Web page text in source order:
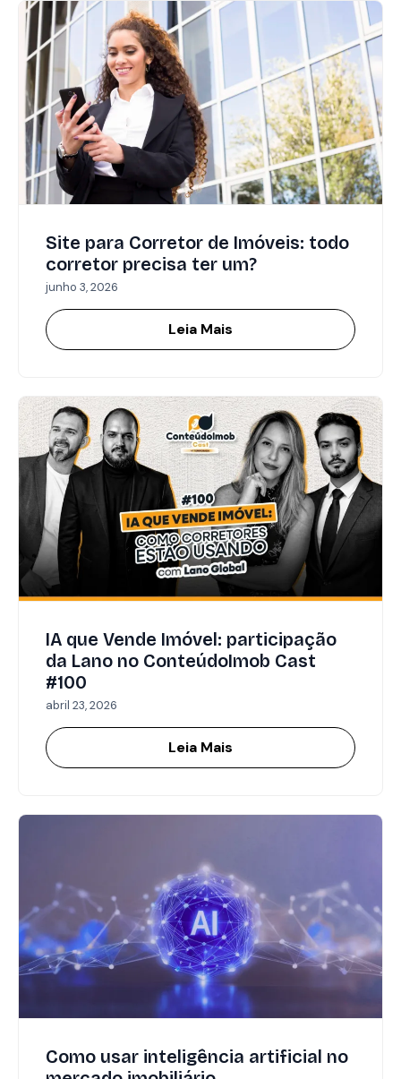
Site para Corretor de Imóveis: todo
corretor precisa ter um?
junho 3, 2026
Leia Mais
IA que Vende Imóvel: participação
da Lano no ConteúdoImob Cast
#100
abril 23, 2026
Leia Mais
Como usar inteligência artificial no